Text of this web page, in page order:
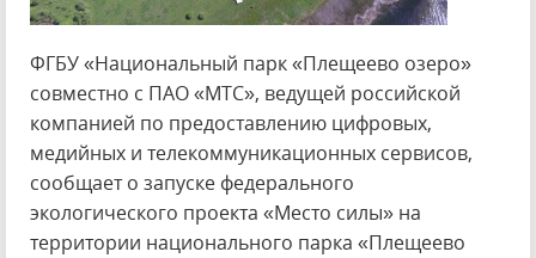
ФГБУ «Национальный парк «Плещеево озеро»
совместно с ПАО «МТС», ведущей российской
компанией по предоставлению цифровых,
медийных и телекоммуникационных сервисов,
сообщает о запуске федерального
экологического проекта «Место силы» на
территории национального парка «Плещеево